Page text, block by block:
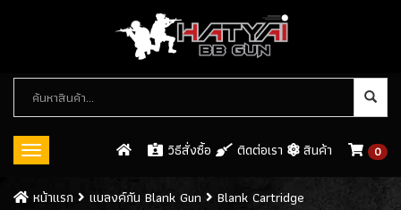
Toggle
วิธีสั่งซื้อ ติดต่อเรา สินค้า 0
หมวด
หมู่
สินค้า
ปืนบีบีกัน (BB GUN)
หน้าเเรก แบลงค์กัน Blank Gun Blank Cartridge